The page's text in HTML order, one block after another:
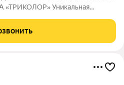
бизнес-класса
36-м этаже